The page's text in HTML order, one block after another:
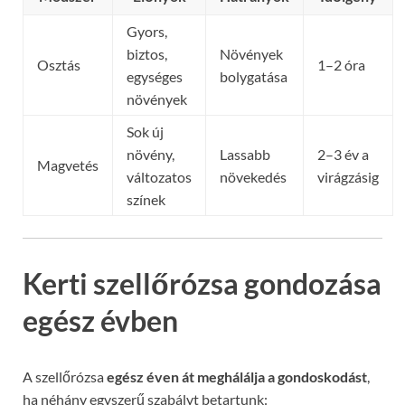
Osztás
Gyors,
biztos,
egységes
növények
Növények
bolygatása
1–2 óra
Magvetés
Sok új
növény,
változatos
színek
Lassabb
növekedés
2–3 év a
virágzásig
Kerti szellőrózsa gondozása
egész évben
A szellőrózsaegész éven át meghálálja a gondoskodást
ha néhány egyszerű szabályt betartunk: